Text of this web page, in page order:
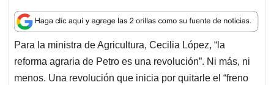
a
t
s
A
p
c
e
b
o
o
n
k
e
d
I
a
i
l
r
e
a
d
s
Para la ministra de Agricultura, Cecilia López, “la
reforma agraria de Petro es una revolución”. Ni más, ni
menos. Una revolución que inicia por quitarle el “freno